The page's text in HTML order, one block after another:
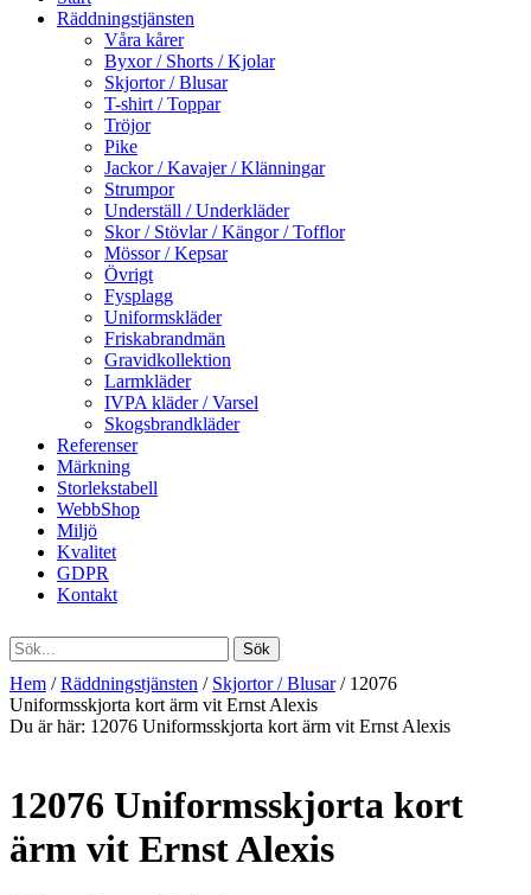
Räddningstjänsten
Våra kårer
Byxor / Shorts / Kjolar
Skjortor / Blusar
T-shirt / Toppar
Tröjor
Pike
Jackor / Kavajer / Klänningar
Strumpor
Underställ / Underkläder
Skor / Stövlar / Kängor / Tofflor
Mössor / Kepsar
Övrigt
Fysplagg
Uniformskläder
Friskabrandmän
Gravidkollektion
Larmkläder
IVPA kläder / Varsel
Skogsbrandkläder
Referenser
Märkning
Storlekstabell
WebbShop
Miljö
Kvalitet
GDPR
Kontakt
Hem /Räddningstjänsten / Skjortor / Blusar/ 12076
Uniformsskjorta kort ärm vit Ernst Alexis
Du är här: 12076 Uniformsskjorta kort ärm vit Ernst Alexis
12076 Uniformsskjorta kort
ärm vit Ernst Alexis